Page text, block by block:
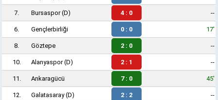
7. Bursaspor(D) 4 : 0 --
6. Gençlerbirliği 0 : 0 17'
8. Göztepe 2 : 0 --
10. Alanyaspor(D) 2 : 1 --
11. Ankaragücü 7 : 0 45'
12. Galatasaray(D) 2 : 2 --